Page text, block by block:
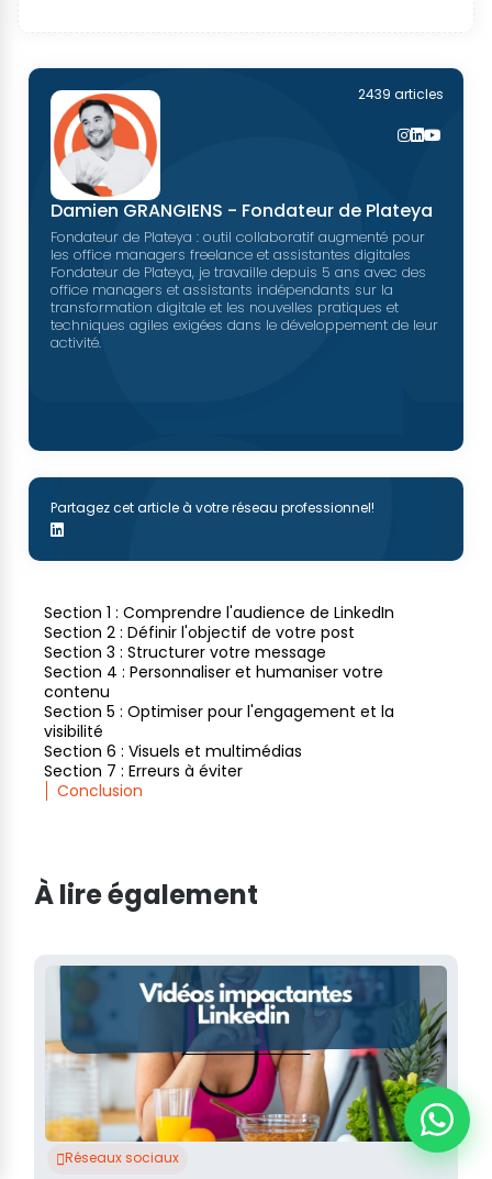
Damien GRANGIENS - Fondateur de Plateya
Fondateur de Plateya : outil collaboratif augmenté pour
les office managers freelance et assistantes digitales
Fondateur de Plateya, je travaille depuis 5 ans avec des
office managers et assistants indépendants sur la
transformation digitale et les nouvelles pratiques et
techniques agiles exigées dans le développement de leur
activité.
2439 articles
Partagez cet article à votre réseau professionnel!
Section 1 : Comprendre l'audience de LinkedIn
Section 2 : Définir l'objectif de votre post
Section 3 : Structurer votre message
Section 4 : Personnaliser et humaniser votre
contenu
Section 5 : Optimiser pour l'engagement et la
visibilité
Section 6 : Visuels et multimédias
Section 7 : Erreurs à éviter
Conclusion
À lire également
Réseaux sociaux